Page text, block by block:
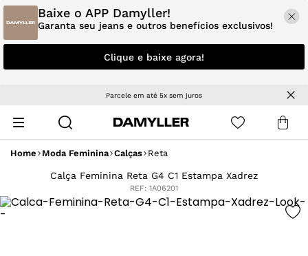
Baixe o APP Damyller!
Garanta seu jeans e outros benefícios exclusivos!
Clique e baixe agora!
Parcele em até 5x sem juros
Home Moda Feminina Calças Reta
Calça Feminina Reta G4 C1 Estampa Xadrez
REF: 1A06201